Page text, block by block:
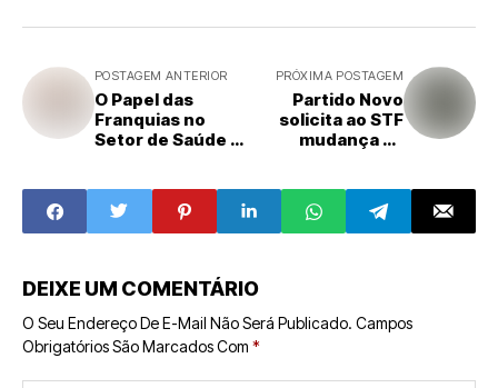
POSTAGEM ANTERIOR
O Papel das
Franquias no
Setor de Saúde e
Modelos de
Negócio
PRÓXIMA POSTAGEM
Partido Novo
solicita ao STF
mudança na
franquias
DEIXE UM COMENTÁRIO
O Seu Endereço De E-Mail Não Será Publicado. Campos
Obrigatórios São Marcados Com *